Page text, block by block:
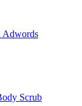
Adwords
Scrub